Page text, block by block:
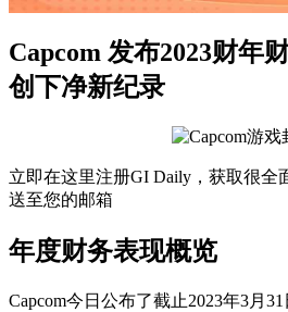
Capcom 发布2023财年
创下净新纪录
立即在这里注册GI Daily，获取很全
送至您的邮箱
年度财务表现概览
Capcom今日公布了截止2023年3月